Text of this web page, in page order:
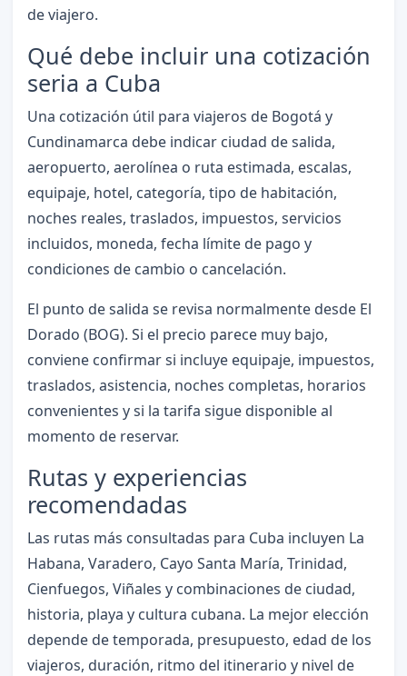
de viajero.
Qué debe incluir una cotización
seria a Cuba
Una cotización útil para viajeros de Bogotá y
Cundinamarca debe indicar ciudad de salida,
aeropuerto, aerolínea o ruta estimada, escalas,
equipaje, hotel, categoría, tipo de habitación,
noches reales, traslados, impuestos, servicios
incluidos, moneda, fecha límite de pago y
condiciones de cambio o cancelación.
El punto de salida se revisa normalmente desde El
Dorado (BOG). Si el precio parece muy bajo,
conviene confirmar si incluye equipaje, impuestos,
traslados, asistencia, noches completas, horarios
convenientes y si la tarifa sigue disponible al
momento de reservar.
Rutas y experiencias
recomendadas
Las rutas más consultadas para Cuba incluyen La
Habana, Varadero, Cayo Santa María, Trinidad,
Cienfuegos, Viñales y combinaciones de ciudad,
historia, playa y cultura cubana. La mejor elección
depende de temporada, presupuesto, edad de los
viajeros, duración, ritmo del itinerario y nivel de